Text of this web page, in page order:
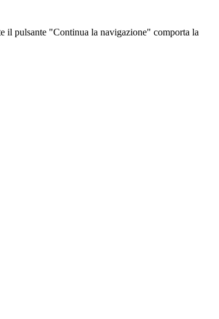
il pulsante "Continua la navigazione" comporta la